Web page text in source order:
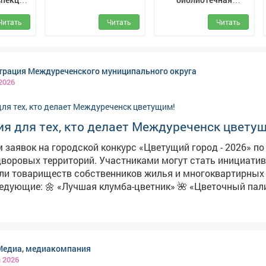
8 г.
Читать
система Мысковского
городского округа
Читать
Междуреченского муниципального округа
для тех, кто делает Междуреченск
на городской конкурс «Цветущий город - 2026»
Участниками могут стать инициативные
товариществ собственников жилья и
🌺 «Цветочный палисадник»
🌹 «Цветочный кадр»
о конкурсе размещено на сайте
медиакомпания
2026